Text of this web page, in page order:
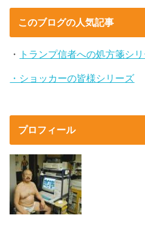
このブログの人気記事
・ トランプ信者への処方箋シ
・ショッカーの皆様シリーズ
プロフィール